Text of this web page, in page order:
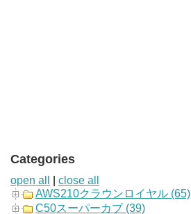
Categories
open all
close all
AWS210クラウンロイヤル (65)
C50スーパーカブ (39)